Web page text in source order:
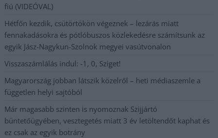
fiú (VIDEÓVAL)
Hétfőn kezdik, csütörtökön végeznek – lezárás miatt
fennakadásokra és pótlóbuszos közlekedésre számítsunk az
egyik Jász-Nagykun-Szolnok megyei vasútvonalon
Visszaszámlálás indul: -1, 0, Sziget!
Magyarország jobban látszik közelről – heti médiaszemle a
független helyi sajtóból
Már magasabb szinten is nyomoznak Szijjártó
büntetőügyében, vesztegetés miatt 3 év letöltendőt kaphat és
ez csak az egyik botrány